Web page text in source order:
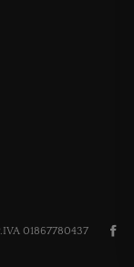
01867780437